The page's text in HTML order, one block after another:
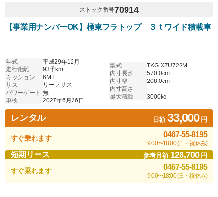
ストック番号70914
【事業用ナンバーOK】極東フラトップ ３ｔワイド積載車
年式
平成29年12月
走行距離
93千km
ミッション
6MT
サス
リーフサス
パワーゲート 無
車検
2027年6月26日
型式
TKG-XZU722M
内寸長さ
570.0cm
内寸幅
208.0cm
内寸高さ
--
最大積載
3000kg
レンタル 日額33,000円
すぐ乗れます 0467-55-8195
9:00〜18:00 (日・祝休み)
短期リース 参考月額 128,700円
すぐ乗れます 0467-55-8195
9:00〜18:00 (日・祝休み)